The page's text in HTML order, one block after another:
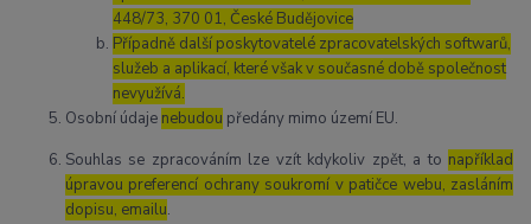
448/73, 370 01, České Budějovice
Případně další poskytovatelé zpracovatelských softwarů,
služeb a aplikací, které však v současné době společnost
nevyužívá.
Osobní údaje nebudou předány mimo území EU.
Souhlas se zpracováním lze vzít kdykoliv zpět, a to například
úpravou preferencí ochrany soukromí v patičce webu, zasláním
dopisu, emailu.